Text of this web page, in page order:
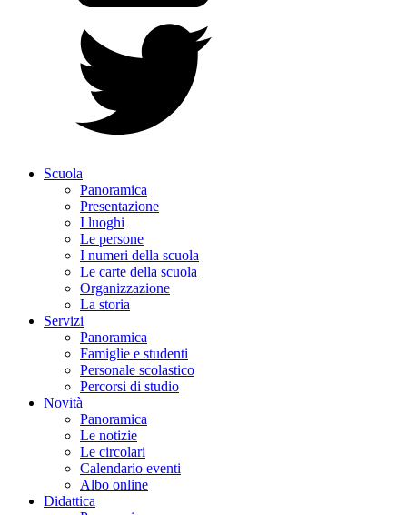
Scuola
Panoramica
Presentazione
I luoghi
Le persone
I numeri della scuola
Le carte della scuola
Organizzazione
La storia
Servizi
Panoramica
Famiglie e studenti
Personale scolastico
Percorsi di studio
Novità
Panoramica
Le notizie
Le circolari
Calendario eventi
Albo online
Didattica